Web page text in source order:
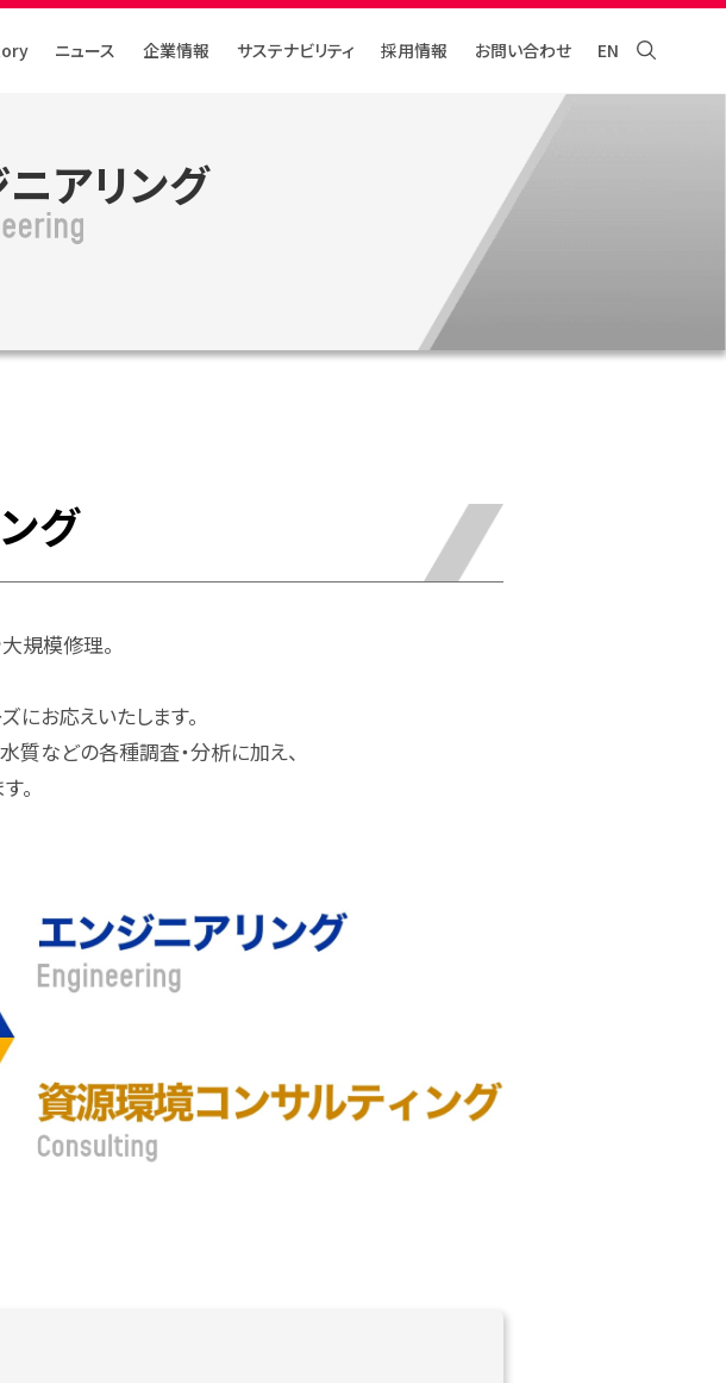
ニュース 企業情報 サステナビリティ 採⽤情報 お問い合わせ EN
アリング
グ
規模修理。
にお応えいたします。
質などの各種調査・分析に加え、
。